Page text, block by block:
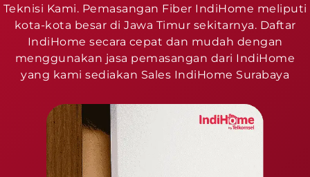
Teknisi Kami. Pemasangan Fiber IndiHome meliputi
kota-kota besar di Jawa Timur sekitarnya. Daftar
IndiHome secara cepat dan mudah dengan
menggunakan jasa pemasangan dari IndiHome
yang kami sediakan Sales IndiHome Surabaya